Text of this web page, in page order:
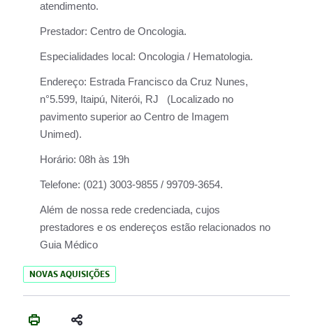
atendimento.
Prestador: Centro de Oncologia.
Especialidades local: Oncologia / Hematologia.
Endereço: Estrada Francisco da Cruz Nunes,
n°5.599, Itaipú, Niterói, RJ (Localizado no
pavimento superior ao Centro de Imagem
Unimed).
Horário: 08h às 19h
Telefone: (021) 3003-9855 / 99709-3654.
Além de nossa rede credenciada, cujos
prestadores e os endereços estão relacionados no
Guia Médico
NOVAS AQUISIÇÕES